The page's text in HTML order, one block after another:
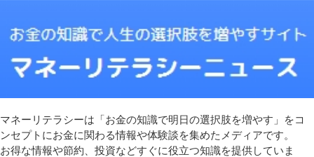
マネーリテラシーは「お金の知識で明日の選択肢を増やす」をコ
ンセプトにお金に関わる情報や体験談を集めたメディアです。
お得な情報や節約、投資などすぐに役立つ知識を提供していま